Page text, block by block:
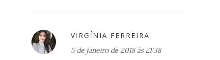
VIRGÍNIA FERREIRA
5 de janeiro de 2018 às 21:38